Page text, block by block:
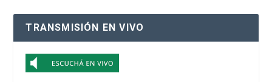
TRANSMISIÓN EN VIVO